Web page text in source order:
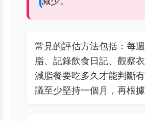
常見的評估方法包括：每
脂、記錄飲食日記、觀察衣
減脂餐要吃多久才能判斷
議至少堅持一個月，再根據